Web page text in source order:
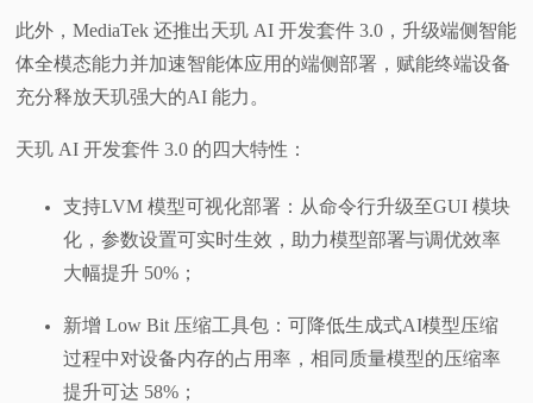
此外，MediaTek 还推出天玑 AI 开发套件 3.0，升级端侧智能
体全模态能力并加速智能体应用的端侧部署，赋能终端设备
充分释放天玑强大的AI 能力。
天玑 AI 开发套件 3.0 的四大特性：
支持LVM 模型可视化部署：从命令行升级至GUI 模块
化，参数设置可实时生效，助力模型部署与调优效率
大幅提升 50%；
新增 Low Bit 压缩工具包：可降低生成式AI模型压缩
过程中对设备内存的占用率，相同质量模型的压缩率
提升可达 58%；